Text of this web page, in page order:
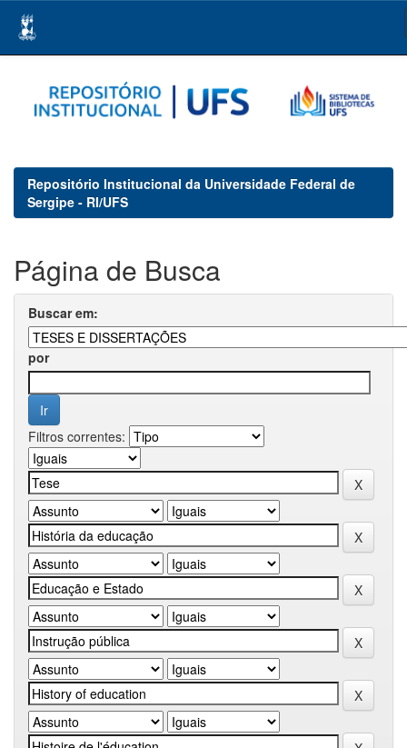
navigation
Repositório Institucional da Universidade Federal de
Sergipe - RI/UFS
Página de Busca
Buscar em:
por
Filtros correntes: